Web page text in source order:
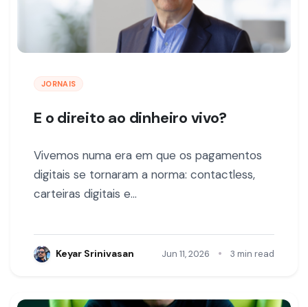
JORNAIS
E o direito ao dinheiro vivo?
Vivemos numa era em que os pagamentos
digitais se tornaram a norma: contactless,
carteiras digitais e…
Keyar Srinivasan Jun 11, 2026 • 3 min read